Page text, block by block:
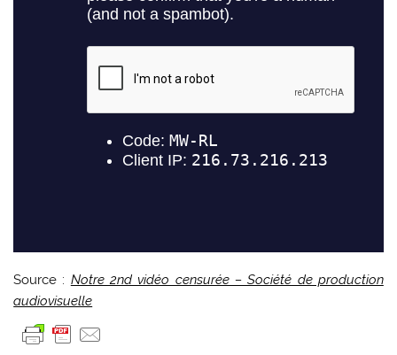
Source : Notre 2nd vidéo censurée – Société de production
audiovisuelle